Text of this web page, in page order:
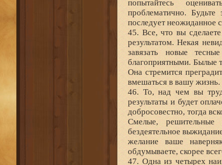
попытайтесь
проблематично.
последует неожиданное
45. Все, что вы
результатом. Некая
завязать новые
благоприятными. Былые
Она стремится
вмешаться в вашу жизнь.
46. То, над чем вы
результаты и будет
добросовестно, тогда
Смелые, решительные
бездеятельное
желание ваше
обдумываете, скорее
47. Одна из четырех